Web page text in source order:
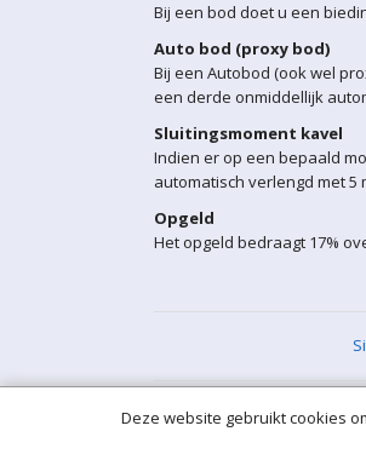
Bij een bod doet u een
Auto bod (proxy bod)
Bij een Autobod (ook wel
een derde onmiddellijk
Sluitingsmoment kavel
Indien er op een bepaald
automatisch verlengd met 5
Opgeld
Het opgeld bedraagt 17%
Deze website gebruikt cookies